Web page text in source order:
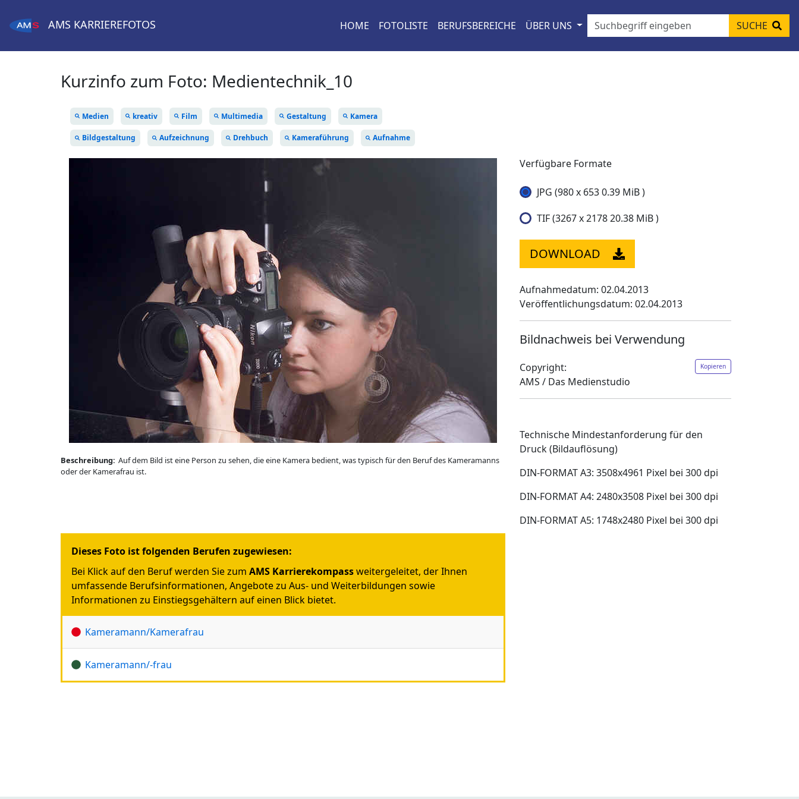
AMS KARRIEREFOTOS HOME FOTOLISTE BERUFSBEREICHE ÜBER UNS SUCHE
Kurzinfo zum Foto: Medientechnik_10
Medien kreativ Film Multimedia Gestaltung Kamera
Bildgestaltung Aufzeichnung Drehbuch Kameraführung Aufnahme
Beschreibung: Auf dem Bild ist eine Person zu sehen, die eine Kamera bedient, was typisch für den Beruf des Kameramanns
oder der Kamerafrau ist.
Verfügbare Formate
JPG (980 x 653 0.39 MiB )
TIF (3267 x 2178 20.38 MiB )
DOWNLOAD
Aufnahmedatum: 02.04.2013
Veröffentlichungsdatum: 02.04.2013
Bildnachweis bei Verwendung
Copyright: Kopieren
AMS / Das Medienstudio
Technische Mindestanforderung für den
Druck (Bildauflösung)
DIN-FORMAT A3: 3508x4961 Pixel bei 300 dpi
DIN-FORMAT A4: 2480x3508 Pixel bei 300 dpi
DIN-FORMAT A5: 1748x2480 Pixel bei 300 dpi
Dieses Foto ist folgenden Berufen zugewiesen:
Bei Klick auf den Beruf werden Sie zum AMS Karrierekompassweitergeleitet, der Ihnen
umfassende Berufsinformationen, Angebote zu Aus- und Weiterbildungen sowie
Informationen zu Einstiegsgehältern auf einen Blick bietet.
Kameramann/Kamerafrau
Kameramann/-frau